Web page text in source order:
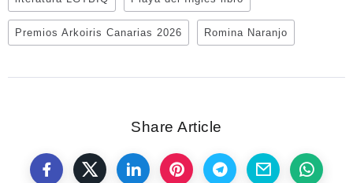
Premios Arkoiris Canarias 2026 Romina Naranjo
Share Article